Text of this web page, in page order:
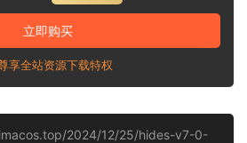
立即购买
享全站资源下载特权
2024/12/25/hides-v7-0-